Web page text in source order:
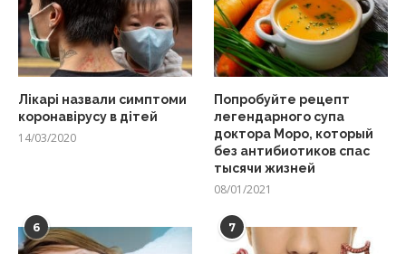
Лікарі назвали симптоми
коронавірусу в дітей
14/03/2020
Попробуйте рецепт
легендарного супа
доктора Моро, который
без антибиотиков спас
тысячи жизней
08/01/2021
6 7